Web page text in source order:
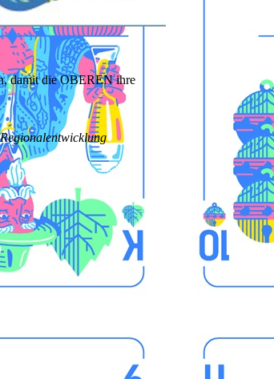
damit die OBEREN ihre